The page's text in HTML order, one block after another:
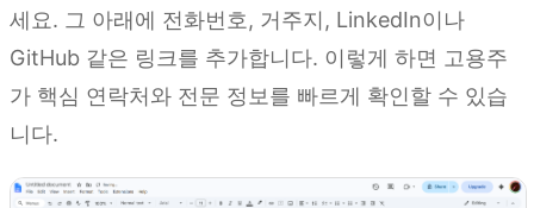
세요. 그 아래에 전화번호, 거주지, LinkedIn이나
GitHub 같은 링크를 추가합니다. 이렇게 하면 고용주
가 핵심 연락처와 전문 정보를 빠르게 확인할 수 있습
니다.